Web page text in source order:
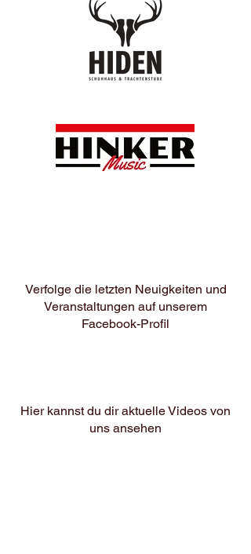
Verfolge die letzten Neuigkeiten und
Veranstaltungen auf unserem
Facebook-Profil
Hier kannst du dir aktuelle Videos von
uns ansehen